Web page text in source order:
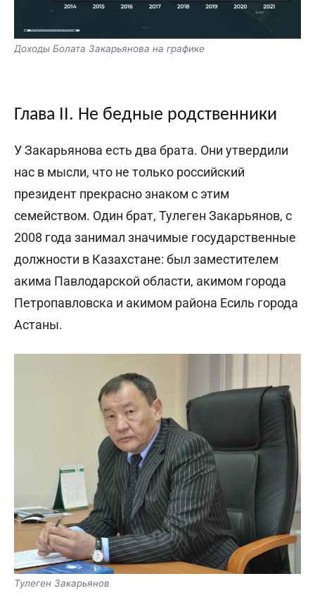
Доходы Болата Закарьянова на графике
Глава II. Не бедные родственники
У Закарьянова есть два брата. Они утвердили
нас в мысли, что не только российский
президент прекрасно знаком с этим
семейством. Один брат, Тулеген Закарьянов, с
2008 года занимал значимые государственные
должности в Казахстане: был заместителем
акима Павлодарской области, акимом города
Петропавловска и акимом района Есиль города
Астаны.
Тулеген Закарьянов